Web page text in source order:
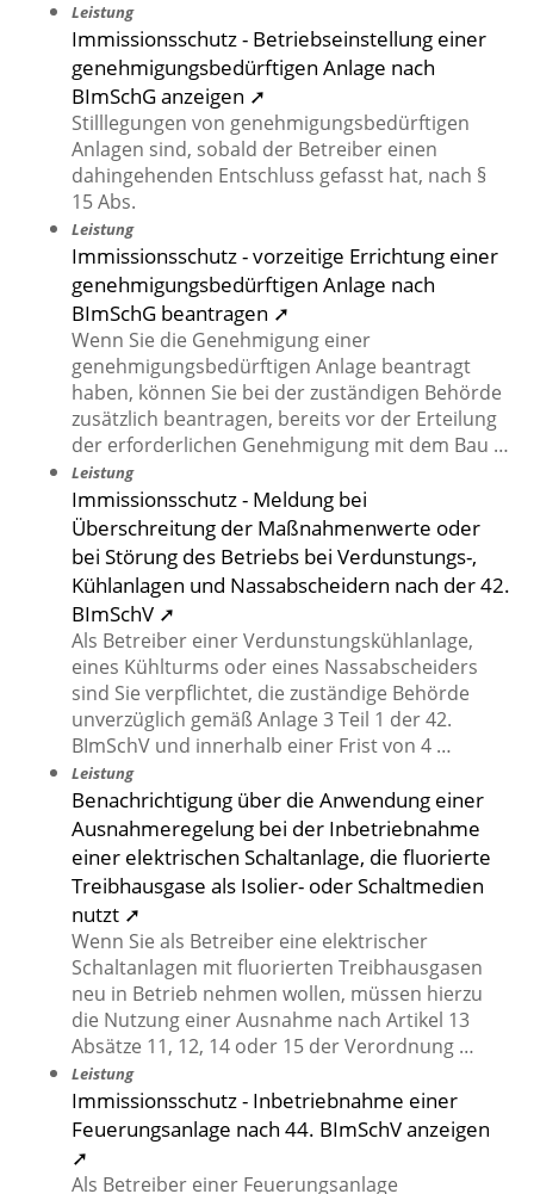
Leistung
Immissionsschutz - Betriebseinstellung einer
genehmigungsbedürftigen Anlage nach
BImSchG anzeigen ➚
Stilllegungen von genehmigungsbedürftigen
Anlagen sind, sobald der Betreiber einen
dahingehenden Entschluss gefasst hat, nach §
15 Abs.
Leistung
Immissionsschutz - vorzeitige Errichtung einer
genehmigungsbedürftigen Anlage nach
BImSchG beantragen ➚
Wenn Sie die Genehmigung einer
genehmigungsbedürftigen Anlage beantragt
haben, können Sie bei der zuständigen Behörde
zusätzlich beantragen, bereits vor der Erteilung
der erforderlichen Genehmigung mit dem Bau …
Leistung
Immissionsschutz - Meldung bei
Überschreitung der Maßnahmenwerte oder
bei Störung des Betriebs bei Verdunstungs-,
Kühlanlagen und Nassabscheidern nach der 42.
BImSchV ➚
Als Betreiber einer Verdunstungskühlanlage,
eines Kühlturms oder eines Nassabscheiders
sind Sie verpflichtet, die zuständige Behörde
unverzüglich gemäß Anlage 3 Teil 1 der 42.
BImSchV und innerhalb einer Frist von 4 …
Leistung
Benachrichtigung über die Anwendung einer
Ausnahmeregelung bei der Inbetriebnahme
einer elektrischen Schaltanlage, die fluorierte
Treibhausgase als Isolier- oder Schaltmedien
nutzt ➚
Wenn Sie als Betreiber eine elektrischer
Schaltanlagen mit fluorierten Treibhausgasen
neu in Betrieb nehmen wollen, müssen hierzu
die Nutzung einer Ausnahme nach Artikel 13
Absätze 11, 12, 14 oder 15 der Verordnung …
Leistung
Immissionsschutz - Inbetriebnahme einer
Feuerungsanlage nach 44. BImSchV anzeigen
➚
Als Betreiber einer Feuerungsanlage